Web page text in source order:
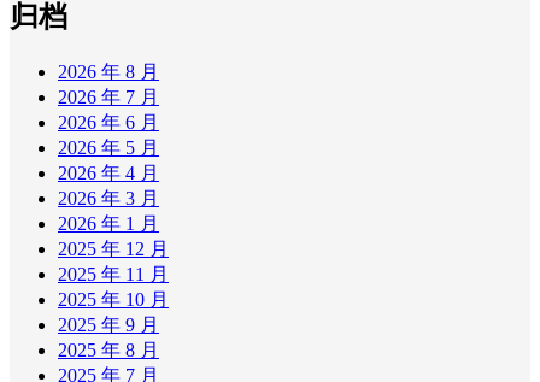
归档
2026 年 8 月
2026 年 7 月
2026 年 6 月
2026 年 5 月
2026 年 4 月
2026 年 3 月
2026 年 1 月
2025 年 12 月
2025 年 11 月
2025 年 10 月
2025 年 9 月
2025 年 8 月
2025 年 7 月